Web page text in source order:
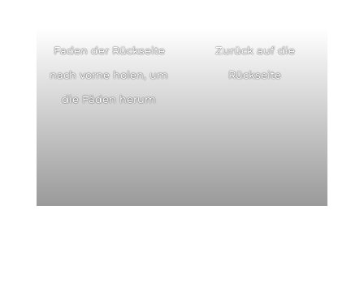
Faden der Rückseite
nach vorne holen, um
die Fäden herum
Zurück auf die
Rückseite